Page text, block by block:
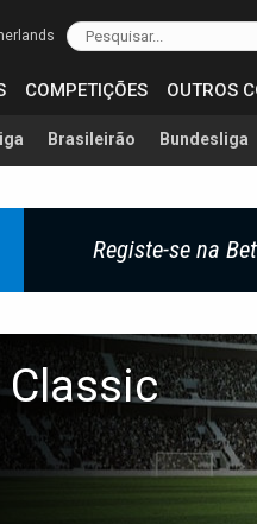
COMPETIÇÕES OUTROS
Brasileirão Bundesliga
Registe-se na
Classic